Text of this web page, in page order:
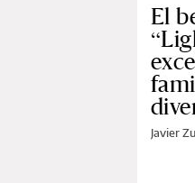
El
Javier